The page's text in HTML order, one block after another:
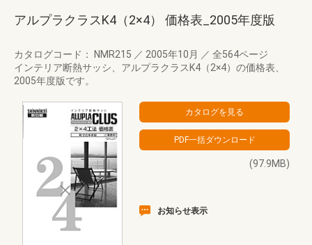
アルプラクラスK4（2×4） 価格表_2005年度版
カタログコード： NMR215 ／ 2005年10月 ／ 全564ページ
インテリア断熱サッシ、アルプラクラスK4（2×4）の価格表、
2005年度版です。
(97.9MB)
お知らせ表示